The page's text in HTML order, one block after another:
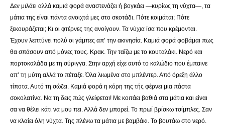
Δεν μιλάει αλλά καμιά φορά αναστενάζει ή βογκάει —κυρίως τη νύχτα—, τα
μάτια της είναι πάντα ανοιχτά μες στο σκοτάδι. Πότε κοιμάται; Πότε
ξεκουράζεται; Κι οι φτέρνες της ανοίγουν. Τα νύχια ίσα που κρέμονται.
Έχουν λεπτύνει πολύ οι γάμπες απ’ την ακινησία. Καμιά φορά φοβάμαι πως
θα σπάσουν από μόνες τους. Κρακ. Την ταΐζω με το κουταλάκι. Νερό και
πορτοκαλάδα με τη σύριγγα. Στην αρχή είχε αυτό το καλώδιο που έμπαινε
απ’ τη μύτη αλλά το πέταξε. Όλα λιωμένα στο μπλέντερ. Από όρεξη άλλο
τίποτα. Αυτό τη σώζει. Καμιά φορά η κόρη της τής φέρνει μια πάστα
σοκολατίνα. Να τη δεις πώς γλείφεται! Με κοιτάει βαθιά στα μάτια και είναι
σα να θέλει κάτι να μου πει. Αλλά δεν μπορεί. Το πρωί βρίσκω τσίμπλες. Σαν
να κλαίει όλη νύχτα. Της πλένω τα μάτια με βαμβάκι. Το βουτάω στο νερό.